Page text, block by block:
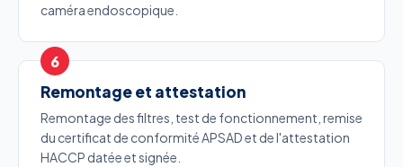
caméra endoscopique.
Remontage et attestation
Remontage des filtres, test de fonctionnement, remise
du certificat de conformité APSAD et de l'attestation
HACCP datée et signée.